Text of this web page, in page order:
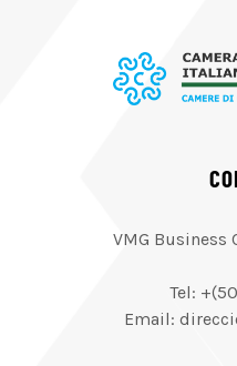
VMG Business
Tel:
Email: